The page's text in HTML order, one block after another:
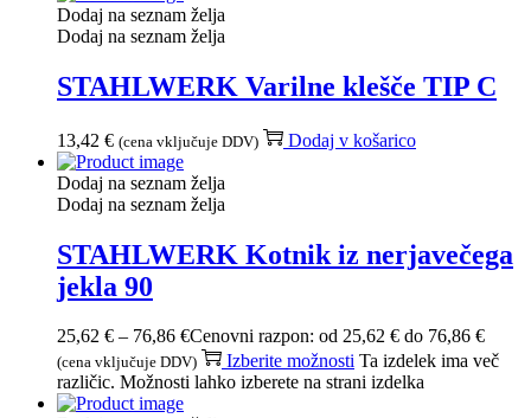
Dodaj na seznam želja
Dodaj na seznam želja
STAHLWERK Varilne klešče TIP C
13,42 € (cena vključuje DDV) Dodaj v košarico
Dodaj na seznam želja
Dodaj na seznam želja
STAHLWERK Kotnik iz nerjavečega
jekla 90
25,62 € – 76,86 €Cenovni razpon: od 25,62 € do 76,86 €
(cena vključuje DDV) Izberite možnosti Ta izdelek ima več
različic. Možnosti lahko izberete na strani izdelka